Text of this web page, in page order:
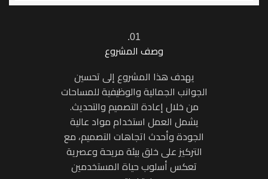
01.
وصف المشروع
يهدف هذا المشروع إلى تحسين
الجوانب الجمالية والوظيفية للمساحات
من خلال إعادة التصميم والتحديث.
يشمل العمل استخدام مواد عالية
الجودة وأحدث اتجاهات التصميم، مع
التركيز على خلق بيئة مريحة وعصرية
تعكس أسلوب حياة المستخدمين